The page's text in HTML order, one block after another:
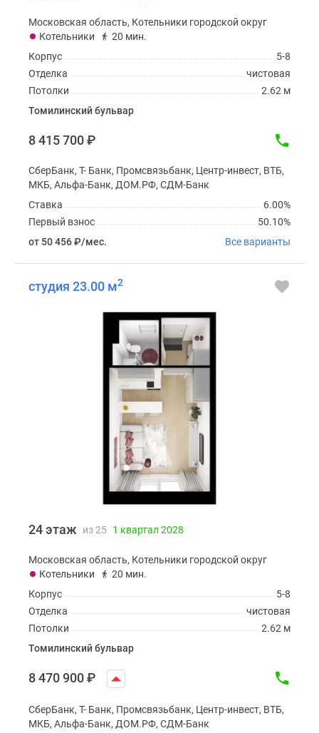
Московская область, Котельники городской округ
Котельники
20 мин.
5-8
Корпус
чистовая
Отделка
2.62 м
Потолки
Томилинский бульвар
8 415 700₽
СберБанк, Т- Банк, Промсвязьбанк, Центр-инвест, ВТБ,
МКБ, Альфа-Банк, ДОМ.РФ, СДМ-Банк
6.00%
Ставка
50.10%
Первый взнос
от 50 456₽/мес. Все варианты
студия 23.00 м2
24 этаж из 25 1 квартал 2028
Московская область, Котельники городской округ
Котельники
20 мин.
5-8
Корпус
чистовая
Отделка
2.62 м
Потолки
Томилинский бульвар
8 470 900₽
СберБанк, Т- Банк, Промсвязьбанк, Центр-инвест, ВТБ,
МКБ, Альфа-Банк, ДОМ.РФ, СДМ-Банк